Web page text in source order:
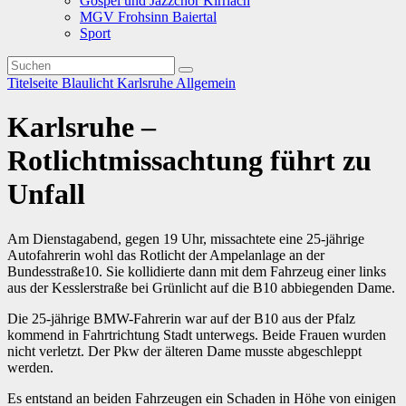
MGV Frohsinn Baiertal
Sport
Titelseite Blaulicht Karlsruhe Allgemein
Karlsruhe –
Rotlichtmissachtung führt zu
Unfall
Am Dienstagabend, gegen 19 Uhr, missachtete eine 25-jährige
Autofahrerin wohl das Rotlicht der Ampelanlage an der
Bundesstraße10. Sie kollidierte dann mit dem Fahrzeug einer links
aus der Kesslerstraße bei Grünlicht auf die B10 abbiegenden Dame.
Die 25-jährige BMW-Fahrerin war auf der B10 aus der Pfalz
kommend in Fahrtrichtung Stadt unterwegs. Beide Frauen wurden
nicht verletzt. Der Pkw der älteren Dame musste abgeschleppt
werden.
Es entstand an beiden Fahrzeugen ein Schaden in Höhe von einigen